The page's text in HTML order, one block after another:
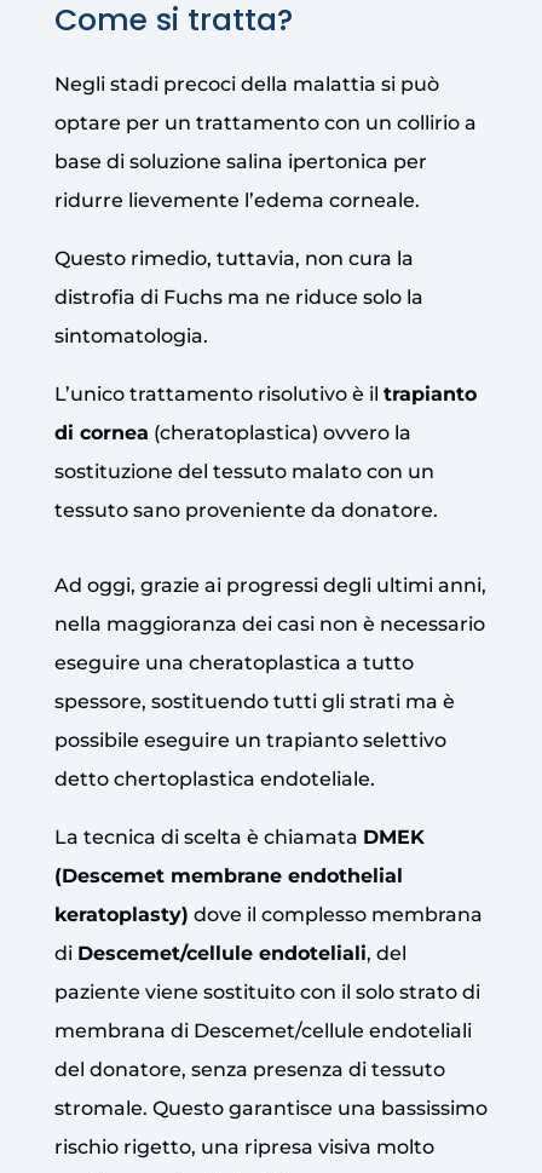
Come si tratta?
Negli stadi precoci della malattia si può
optare per un trattamento con un collirio a
base di soluzione salina ipertonica per
ridurre lievemente l’edema corneale.
Questo rimedio, tuttavia, non cura la
distrofia di Fuchs ma ne riduce solo la
sintomatologia.
L’unico trattamento risolutivo è il trapianto
di cornea (cheratoplastica) ovvero la
sostituzione del tessuto malato con un
tessuto sano proveniente da donatore.
Ad oggi, grazie ai progressi degli ultimi anni,
nella maggioranza dei casi non è necessario
eseguire una cheratoplastica a tutto
spessore, sostituendo tutti gli strati ma è
possibile eseguire un trapianto selettivo
detto chertoplastica endoteliale.
La tecnica di scelta è chiamata DMEK
(Descemet membrane endothelial
keratoplasty) dove il complesso membrana
di Descemet/cellule endoteliali, del
paziente viene sostituito con il solo strato di
membrana di Descemet/cellule endoteliali
del donatore, senza presenza di tessuto
stromale. Questo garantisce una bassissimo
rischio rigetto, una ripresa visiva molto